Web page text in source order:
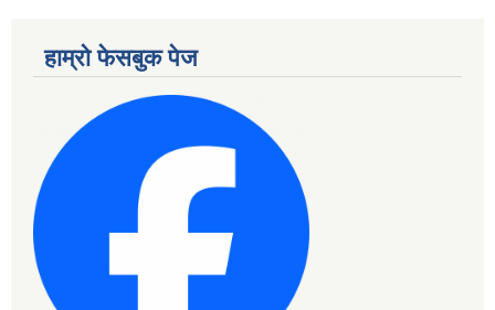
हाम्रो फेसबुक पेज